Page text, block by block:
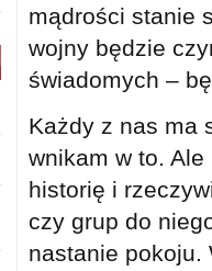
mądrości stanie
wojny będzie
świadomych –
Każdy z nas ma
wnikam w to. Ale
historię i
czy grup do
nastanie pokoju.